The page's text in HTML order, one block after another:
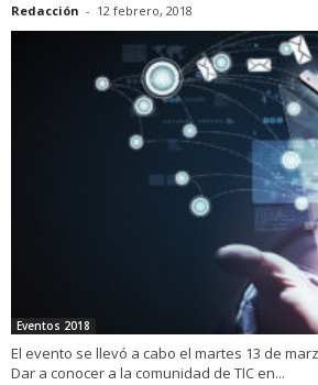
Redacción - 12 febrero, 2018
Eventos 2018
El evento se llevó a cabo el martes 13 de
Dar a conocer a la comunidad de TIC en...